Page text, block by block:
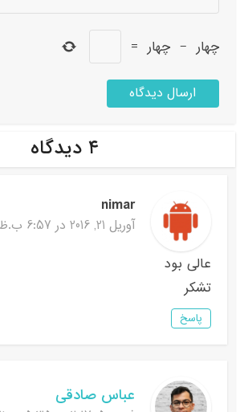
چهار − چهار =
۴ دیدگاه
nimar
آوریل 21, 2016 در 6:57 ب.ظ
عالی بود
تشکر
پاسخ
عباس صادقی